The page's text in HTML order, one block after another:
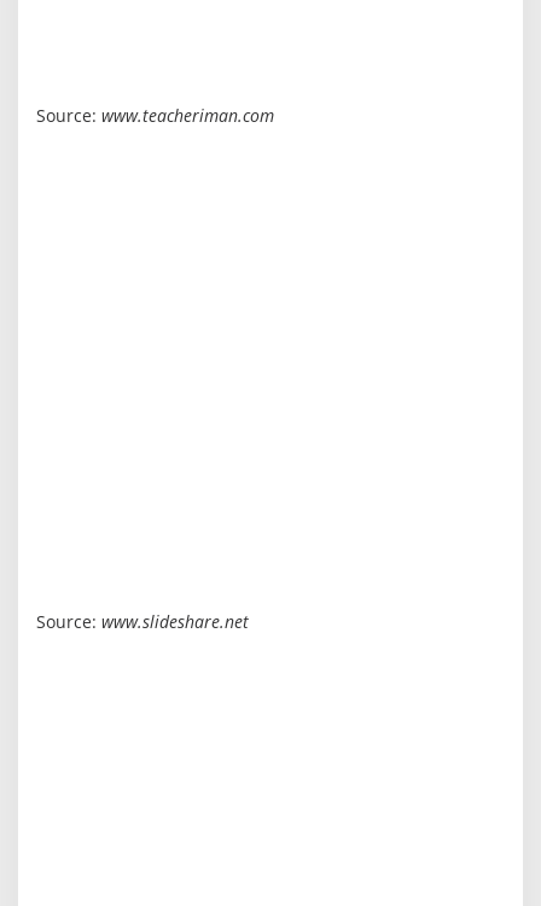
Source: www.teacheriman.com
Source: www.slideshare.net